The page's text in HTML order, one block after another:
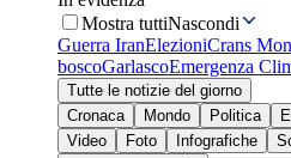
Mostra tuttiNascondi
Guerra IranElezioniCrans
boscoGarlascoEmergenza
Tutte le notizie del giorno
Cronaca
Mondo Politica
Video
Foto Infografiche